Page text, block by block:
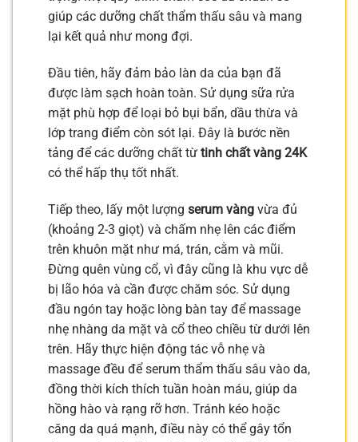
giúp các dưỡng chất thẩm thấu sâu và mang
lại kết quả như mong đợi.
Đầu tiên, hãy đảm bảo làn da của bạn đã
được làm sạch hoàn toàn. Sử dụng sữa rửa
mặt phù hợp để loại bỏ bụi bẩn, dầu thừa và
lớp trang điểm còn sót lại. Đây là bước nền
tảng để các dưỡng chất từ tinh chất vàng 24K
có thể hấp thụ tốt nhất.
Tiếp theo, lấy một lượng serum vàng vừa đủ
(khoảng 2-3 giọt) và chấm nhẹ lên các điểm
trên khuôn mặt như má, trán, cằm và mũi.
Đừng quên vùng cổ, vì đây cũng là khu vực dễ
bị lão hóa và cần được chăm sóc. Sử dụng
đầu ngón tay hoặc lòng bàn tay để massage
nhẹ nhàng da mặt và cổ theo chiều từ dưới lên
trên. Hãy thực hiện động tác vỗ nhẹ và
massage đều để serum thẩm thấu sâu vào da,
đồng thời kích thích tuần hoàn máu, giúp da
hồng hào và rạng rỡ hơn. Tránh kéo hoặc
căng da quá mạnh, điều này có thể gây tổn